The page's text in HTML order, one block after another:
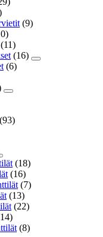
(9)
(11)
(16)
(6)
(93)
(18)
(16)
(7)
(13)
(22)
(8)